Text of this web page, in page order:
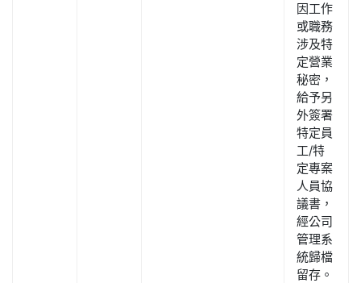
因工作
或職務
涉及特
定營業
秘密，
給予另
外簽署
特定員
工/特
定專案
人員協
議書，
經公司
管理系
統歸檔
留存。